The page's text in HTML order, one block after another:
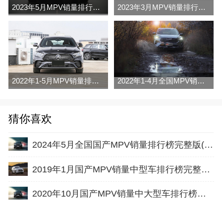
2023年5月MPV销量排行榜完整版名单 2023年3月MPV销量排行榜完整版名单
2022年1-5月MPV销量排行榜 2022年1-4月全国MPV销量排行榜完整版
猜你喜欢
2024年5月全国国产MPV销量排行榜完整版(零售量
2019年1月国产MPV销量中型车排行榜完整版名单
2020年10月国产MPV销量中大型车排行榜完整版名单